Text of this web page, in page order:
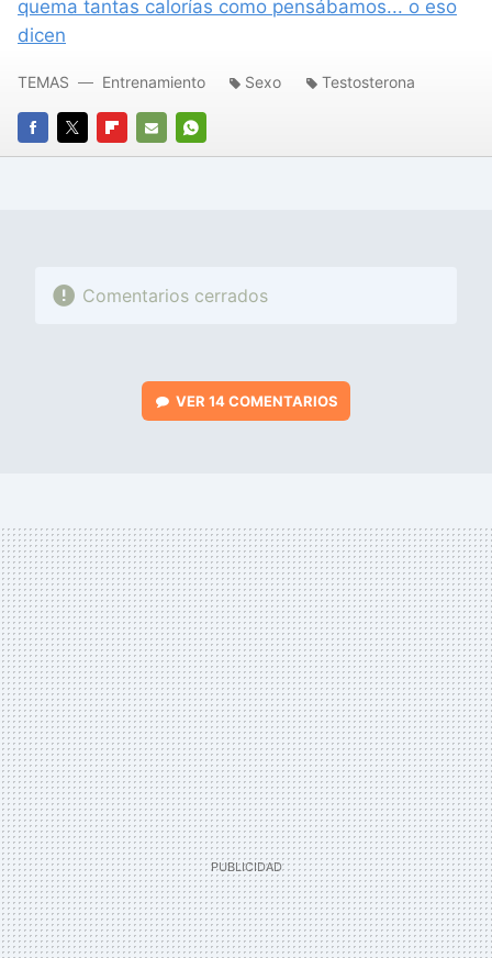
quema tantas calorías como pensábamos... o eso
dicen
FACEBOOK
TWITTERFLIPBOARD
E-
WHATSAPP
TEMAS Entrenamiento Sexo Testosterona
Comentarios cerrados
VER 14 COMENTARIOS